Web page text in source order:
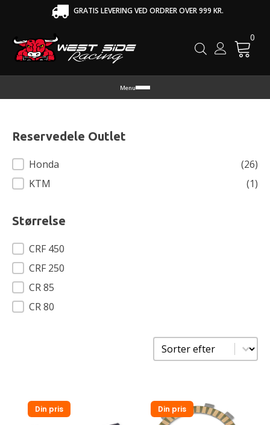
GRATIS LEVERING VED ORDRER OVER 999 KR.
0
Menu
Reservedele Outlet
Reservedele Outlet
Honda
(26)
KTM
(1)
Størrelse
Størrelse
CRF 450
CRF 250
CR 85
CR 80
Sorter
Sort content
Din pris Din pris